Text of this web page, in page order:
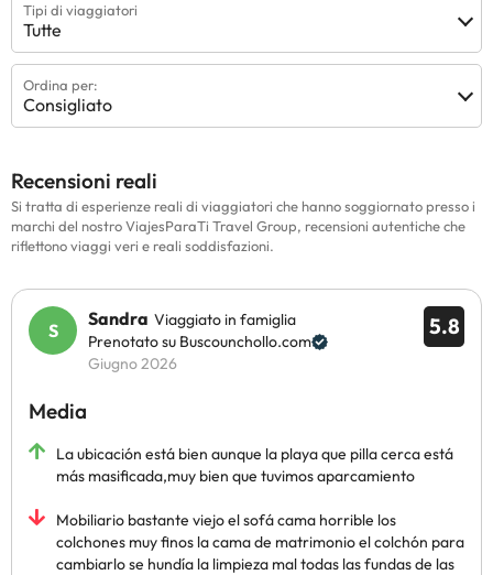
Tipi di viaggiatori
Tutte
Ordina per:
Consigliato
Recensioni reali
Si tratta di esperienze reali di viaggiatori che hanno soggiornato presso i
marchi del nostro ViajesParaTi Travel Group, recensioni autentiche che
riflettono viaggi veri e reali soddisfazioni.
5.8
Sandra Viaggiato in famiglia
Prenotato su Buscounchollo.com
Giugno 2026
Media
La ubicación está bien aunque la playa que pilla cerca está
más masificada,muy bien que tuvimos aparcamiento
Mobiliario bastante viejo el sofá cama horrible los
colchones muy finos la cama de matrimonio el colchón para
cambiarlo se hundía la limpieza mal todas las fundas de las